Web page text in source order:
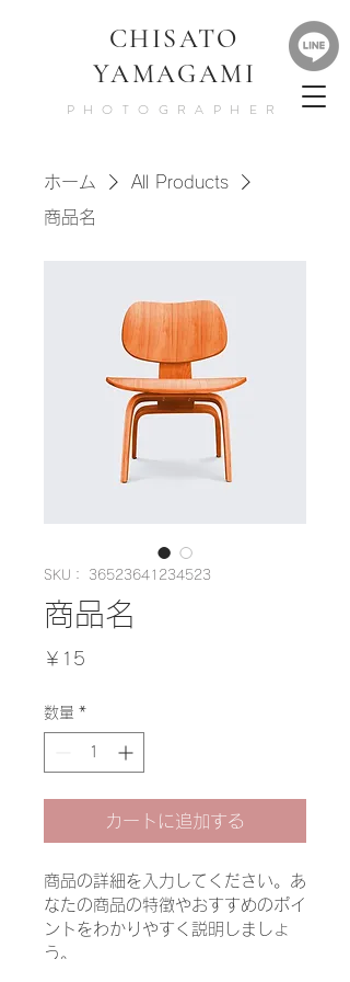
​CHISATO
YAMAGAMI
PHOTOGRAPHER
ホーム
All Products
商品名
SKU： 36523641234523
商品名
￥15
数量 *
カートに追加する
商品の詳細を入力してください。あ
なたの商品の特徴やおすすめのポイ
ントをわかりやすく説明しましょ
う。